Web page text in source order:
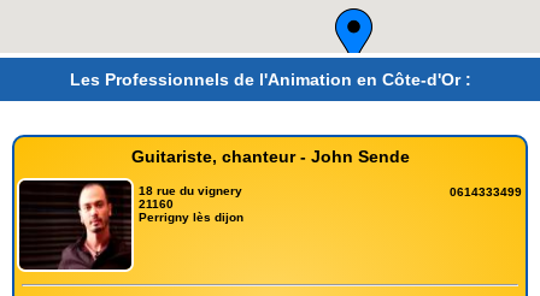
Les Professionnels de l'Animation en Côte-d'Or :
Guitariste, chanteur - John Sende
18 rue du vignery
21160
Perrigny lès dijon
0614333499